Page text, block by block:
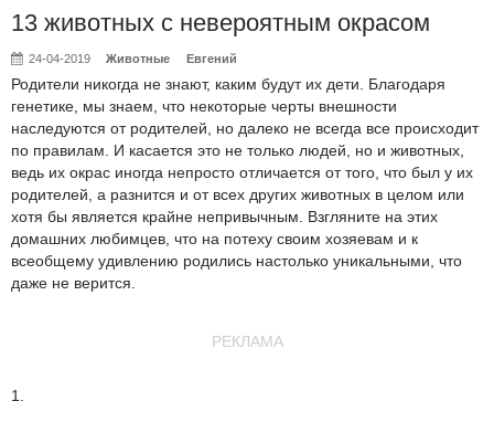
13 животных с невероятным окрасом
24-04-2019 Животные Евгений
Родители никогда не знают, каким будут их дети. Благодаря
генетике, мы знаем, что некоторые черты внешности
наследуются от родителей, но далеко не всегда все происходит
по правилам. И касается это не только людей, но и животных,
ведь их окрас иногда непросто отличается от того, что был у их
родителей, а разнится и от всех других животных в целом или
хотя бы является крайне непривычным. Взгляните на этих
домашних любимцев, что на потеху своим хозяевам и к
всеобщему удивлению родились настолько уникальными, что
даже не верится.
РЕКЛАМА
1.